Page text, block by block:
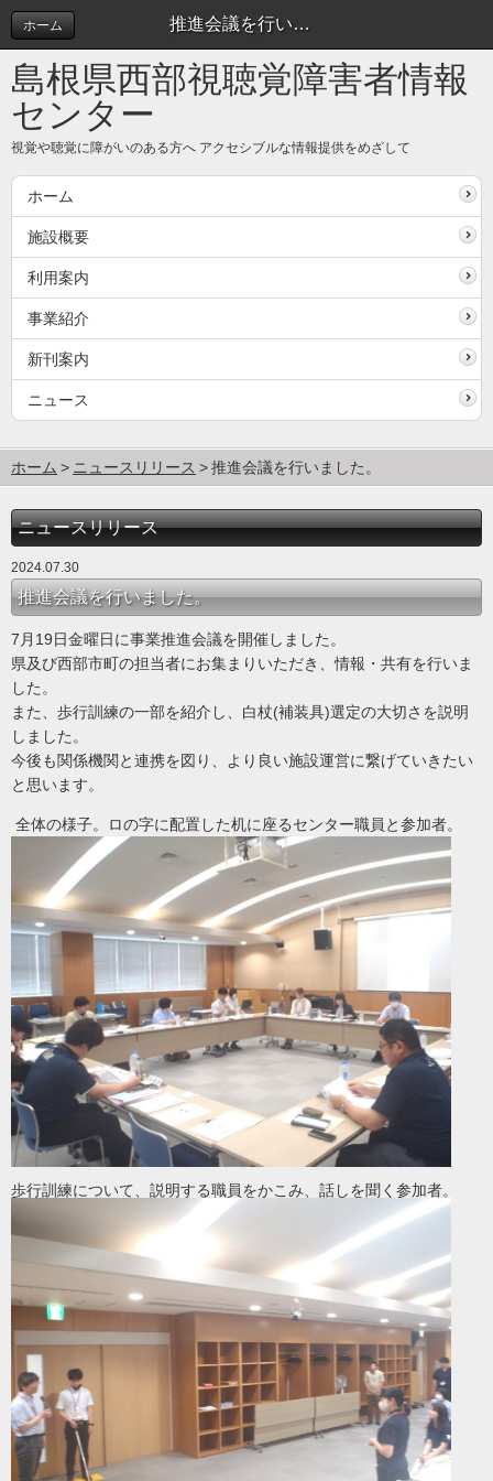
推進会議を行いました。 | ニュースリリース
ホーム
島根県西部視聴覚障害者情報
センター
視覚や聴覚に障がいのある方へ アクセシブルな情報提供をめざして
ホーム
施設概要
利用案内
事業紹介
新刊案内
ニュース
ホーム ニュースリリース 推進会議を行いました。
ニュースリリース
2024.07.30
推進会議を行いました。
7月19日金曜日に事業推進会議を開催しました。
県及び西部市町の担当者にお集まりいただき、情報・共有を行いま
した。
また、歩行訓練の一部を紹介し、白杖(補装具)選定の大切さを説明
しました。
今後も関係機関と連携を図り、より良い施設運営に繋げていきたい
と思います。
全体の様子。ロの字に配置した机に座るセンター職員と参加者。
歩行訓練について、説明する職員をかこみ、話しを聞く参加者。